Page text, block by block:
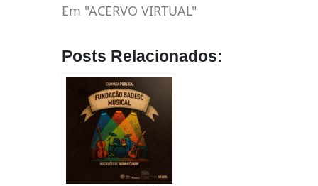
Em "ACERVO VIRTUAL"
Posts Relacionados: